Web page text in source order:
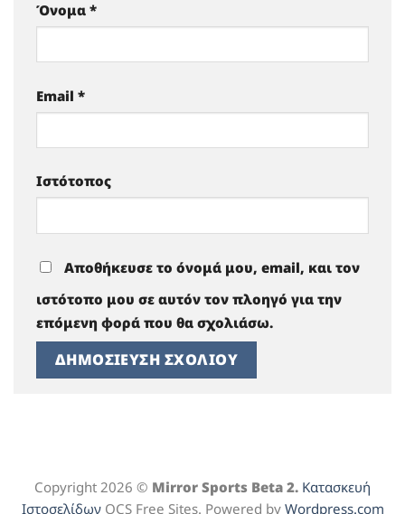
Όνομα *
Email *
Ιστότοπος
Αποθήκευσε το όνομά μου, email, και τον
ιστότοπο μου σε αυτόν τον πλοηγό για την
επόμενη φορά που θα σχολιάσω.
Copyright 2026 © Mirror Sports Beta 2. Κατασκευή
ΙστοσελίδωνOCS Free Sites. Powered by Wordpress.com